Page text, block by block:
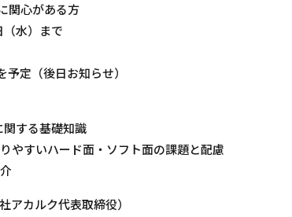
関心がある方
水）まで
定（後日お知らせ）
関する基礎知識
やすいハード面・ソフト面の課題と配慮
アカルク代表取締役）